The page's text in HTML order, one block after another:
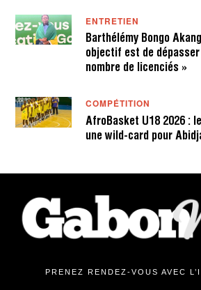
ENTRETIEN
Barthélémy Bongo
objectif est de
nombre de licenciés »
COMPÉTITION
AfroBasket U18 2026 :
une wild-card pour
PRENEZ RENDEZ-VOUS AVEC